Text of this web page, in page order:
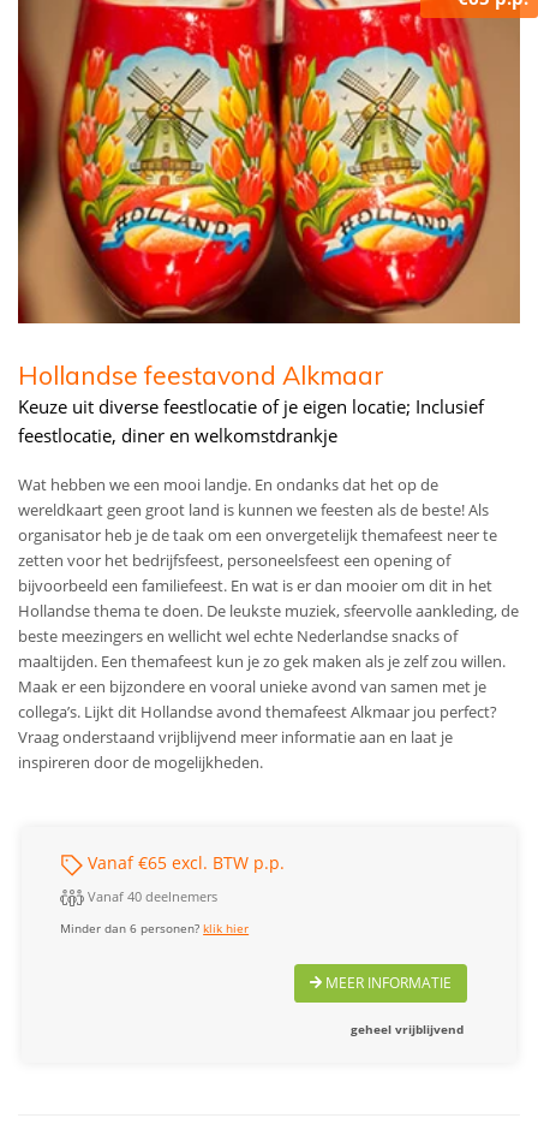
Hollandse feestavond Alkmaar
Keuze uit diverse feestlocatie of je eigen locatie; Inclusief
feestlocatie, diner en welkomstdrankje
Wat hebben we een mooi landje. En ondanks dat het op de
wereldkaart geen groot land is kunnen we feesten als de beste! Als
organisator heb je de taak om een onvergetelijk themafeest neer te
zetten voor het bedrijfsfeest, personeelsfeest een opening of
bijvoorbeeld een familiefeest. En wat is er dan mooier om dit in het
Hollandse thema te doen. De leukste muziek, sfeervolle aankleding, de
beste meezingers en wellicht wel echte Nederlandse snacks of
maaltijden. Een themafeest kun je zo gek maken als je zelf zou willen.
Maak er een bijzondere en vooral unieke avond van samen met je
collega’s. Lijkt dit Hollandse avond themafeest Alkmaar jou perfect?
Vraag onderstaand vrijblijvend meer informatie aan en laat je
inspireren door de mogelijkheden.
Vanaf €65 excl. BTW p.p.
Vanaf 40 deelnemers
Minder dan 6 personen?klik hier
MEER INFORMATIE
geheel vrijblijvend